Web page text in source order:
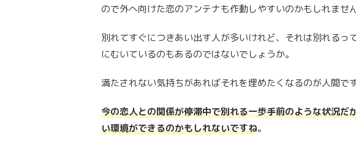
ので外へ向けた恋のアンテナも作動しやすいのかもしれません
別れてすぐにつきあい出す人が多いけれど、それは別れるっ
にむいているのもあるのではないでしょうか。
満たされない気持ちがあればそれを埋めたくなるのが人間です
今の恋人との関係が停滞中で別れる一歩手前のような状況だ
い環境ができるのかもしれないですね。